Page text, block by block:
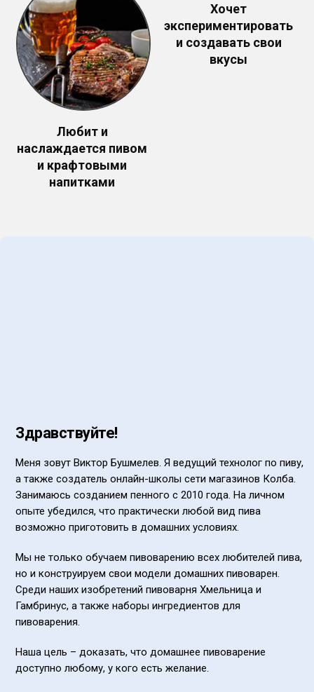
Любит и
наслаждается пивом
и крафтовыми
напитками
Хочет
экспериментировать
и создавать свои
вкусы
Здравствуйте!
Меня зовут Виктор Бушмелев. Я ведущий технолог по пиву,
а также создатель онлайн-школы сети магазинов Колба.
Занимаюсь созданием пенного с 2010 года. На личном
опыте убедился, что практически любой вид пива
возможно приготовить в домашних условиях.
Мы не только обучаем пивоварению всех любителей пива,
но и конструируем свои модели домашних пивоварен.
Среди наших изобретений пивоварня Хмельница и
Гамбринус, а также наборы ингредиентов для
пивоварения.
Наша цель – доказать, что домашнее пивоварение
доступно любому, у кого есть желание.